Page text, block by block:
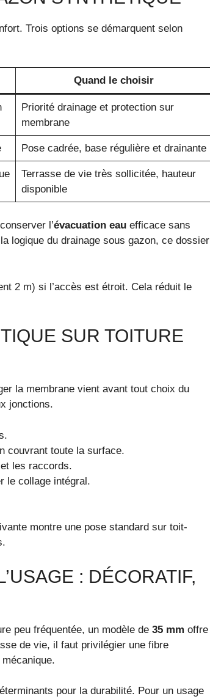
Trois options se démarquent selon
Quand le choisir
Priorité drainage et protection sur
membrane
Pose cadrée, base régulière et drainante
Terrasse de vie très sollicitée, hauteur
disponible
l’évacuation eau efficace sans
logique du drainage sous gazon, ce dossier
2 m) si l’accès est étroit. Cela réduit le
SUR TOITURE
la membrane vient avant tout choix du
jonctions.
couvrant toute la surface.
les raccords.
le collage intégral.
montre une pose standard sur toit-
: DÉCORATIF,
peu fréquentée, un modèle de 35 mm offre
de vie, il faut privilégier une fibre
pour la durabilité. Pour un usage